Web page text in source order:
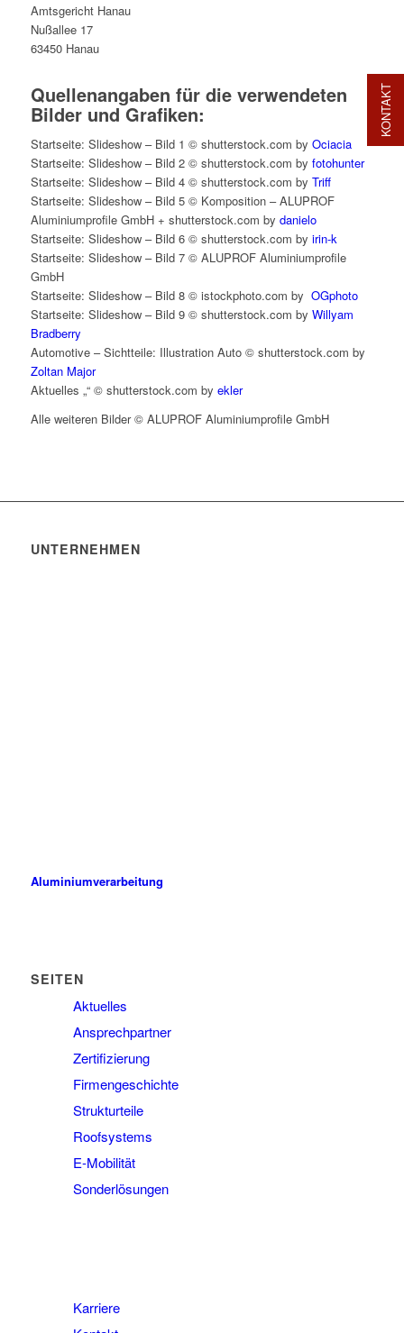
Amtsgericht Hanau
Nußallee 17
63450 Hanau
Quellenangaben für die verwendeten
Bilder und Grafiken:
Startseite: Slideshow – Bild 1 © shutterstock.com by Ociacia
Startseite: Slideshow – Bild 2 © shutterstock.com by fotohunter
Startseite: Slideshow – Bild 4 © shutterstock.com by Triff
Startseite: Slideshow – Bild 5 © Komposition – ALUPROF
Aluminiumprofile GmbH + shutterstock.com by danielo
Startseite: Slideshow – Bild 6 © shutterstock.com by irin-k
Startseite: Slideshow – Bild 7 © ALUPROF Aluminiumprofile
GmbH
Startseite: Slideshow – Bild 8 © istockphoto.com by OGphoto
Startseite: Slideshow – Bild 9 © shutterstock.com by Willyam
Bradberry
Automotive – Sichtteile: Illustration Auto © shutterstock.com by
Zoltan Major
Aktuelles „“ © shutterstock.com by ekler
Alle weiteren Bilder © ALUPROF Aluminiumprofile GmbH
UNTERNEHMEN
Aluminiumverarbeitung
SEITEN
Aktuelles
Ansprechpartner
Zertifizierung
Firmengeschichte
Strukturteile
Roofsystems
E-Mobilität
Sonderlösungen
Karriere
KONTAKT